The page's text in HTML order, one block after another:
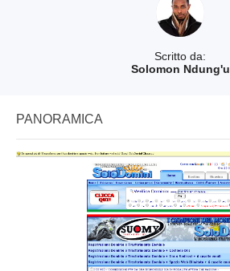
Scritto da:
Solomon Ndung'u
PANORAMICA